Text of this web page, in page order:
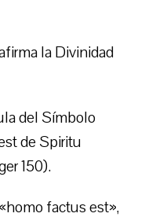
la Divinidad
del Símbolo
de Spiritu
150).
factus est»,